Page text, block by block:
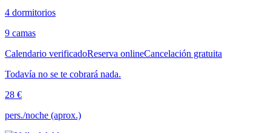
4 dormitorios
9 camas
Calendario verificadoReserva onlineCancelación gratuita
Todavía no se te cobrará nada.
28 €
pers./noche (aprox.)